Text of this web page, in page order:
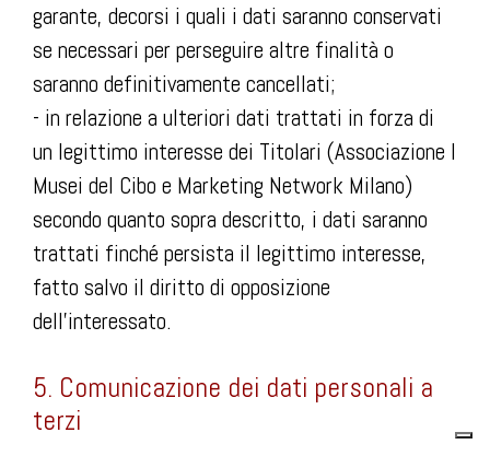
garante, decorsi i quali i dati saranno conservati
se necessari per perseguire altre finalità o
saranno definitivamente cancellati;
- in relazione a ulteriori dati trattati in forza di
un legittimo interesse dei Titolari (Associazione I
Musei del Cibo e Marketing Network Milano)
secondo quanto sopra descritto, i dati saranno
trattati finché persista il legittimo interesse,
fatto salvo il diritto di opposizione
dell’interessato.
5. Comunicazione dei dati personali a
terzi